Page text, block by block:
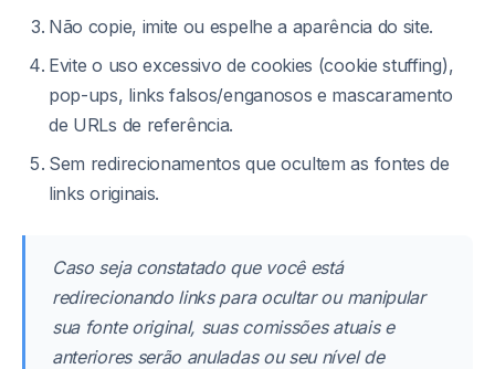
Não copie, imite ou espelhe a aparência do site.
Evite o uso excessivo de cookies (cookie stuffing),
pop-ups, links falsos/enganosos e mascaramento
de URLs de referência.
Sem redirecionamentos que ocultem as fontes de
links originais.
Caso seja constatado que você está
redirecionando links para ocultar ou manipular
sua fonte original, suas comissões atuais e
anteriores serão anuladas ou seu nível de